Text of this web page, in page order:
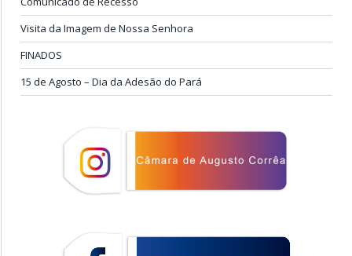
Visita da Imagem de Nossa Senhora
FINADOS
15 de Agosto – Dia da Adesão do Pará